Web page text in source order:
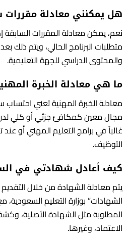
هل يمكنني معادلة
نعم، يمكن معادلة المقررات
متطلبات البرنامج الحالي، ويتم ذلك
والمحتوى الدراسي للجهة التعليمية.
ما هي معادلة الخبرة
معادلة الخبرة المهنية تعني
مجال معين كمكافئ جزئي أو كلي
غالباً في برامج التعليم المهني أو
التوظيف.
كيف أعادل شهادتي في
يتم معادلة الشهادة من خلال
الشهادات” بوزارة التعليم
المطلوبة مثل الشهادة الأصلية،
الاعتماد، وغيرها.